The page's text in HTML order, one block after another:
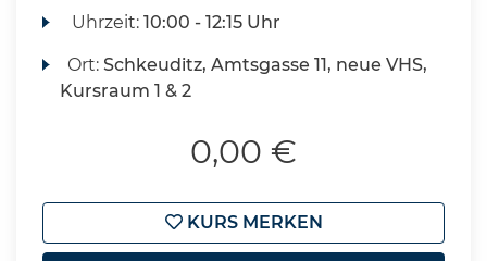
Uhrzeit:10:00 - 12:15 Uhr
Ort:Schkeuditz, Amtsgasse 11, neue VHS,
Kursraum 1 & 2
0,00 €
KURS MERKEN